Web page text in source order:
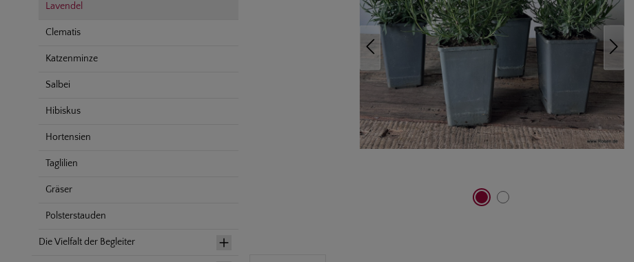
Lavendel
Clematis
Katzenminze
Salbei
Hibiskus
Hortensien
Taglilien
Gräser
Polsterstauden
Die Vielfalt der Begleiter
Datenschutz
Ich habe die Datenschutzbestimmungenzur Kenntnis genommen
AGB gelesen und bin mit ihnen einverstanden.